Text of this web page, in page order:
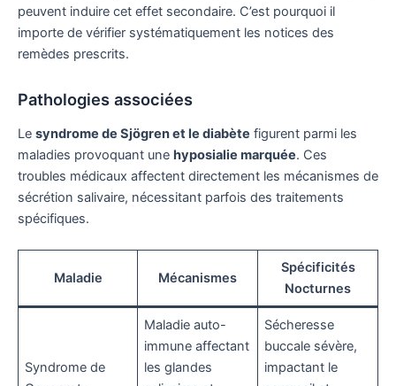
peuvent induire cet effet secondaire. C’est pourquoi il
importe de vérifier systématiquement les notices des
remèdes prescrits.
Pathologies associées
Le syndrome de Sjögren et le diabète figurent parmi les
maladies provoquant une hyposialie marquée. Ces
troubles médicaux affectent directement les mécanismes de
sécrétion salivaire, nécessitant parfois des traitements
spécifiques.
Maladie Mécanismes
Spécificités
Nocturnes
Syndrome de
Maladie auto-
immune affectant
les glandes
Sécheresse
buccale sévère,
impactant le